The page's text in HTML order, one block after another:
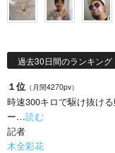
過去30日間のランキング
１位 （月間4270pv）
時速300キロで駆け抜け
ー…読む
記者
木全彩花